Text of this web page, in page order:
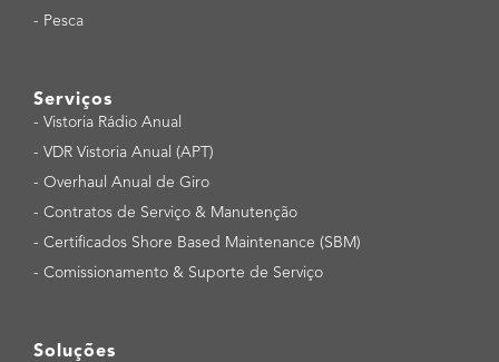
- Pesca
Serviços
- Vistoria Rádio Anual
- VDR Vistoria Anual (APT)
- Overhaul Anual de Giro
- Contratos de Serviço & Manutenção
- Certificados Shore Based Maintenance (SBM)
- Comissionamento & Suporte de Serviço
Soluções